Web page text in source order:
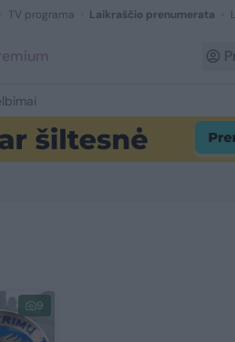
TV programa Laikraščio prenumerata
9